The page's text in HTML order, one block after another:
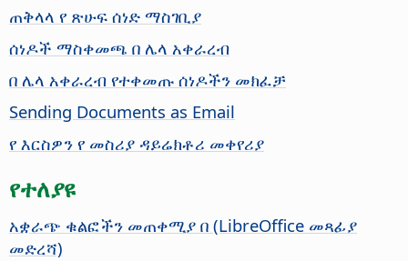
ጠቅላላ የ ጽሁፍ ሰነድ ማስገቢያ
ሰነዶች ማስቀመጫ በ ሌላ አቀራረብ
በ ሌላ አቀራረብ የተቀመጡ ሰነዶችን መክፈቻ
Sending Documents as Email
የ እርስዎን የ መስሪያ ዳይሬክቶሪ መቀየሪያ
የተለያዩ
አቋራጭ ቁልፎችን መጠቀሚያ በ (LibreOffice መጻፊያ
መድረሻ)